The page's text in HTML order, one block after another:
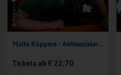
Malte Küppers - Antisozialarbeiter
Tickets ab € 22,70